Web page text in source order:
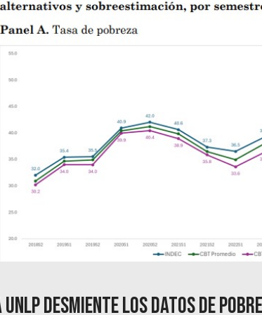
desmiente los datos de